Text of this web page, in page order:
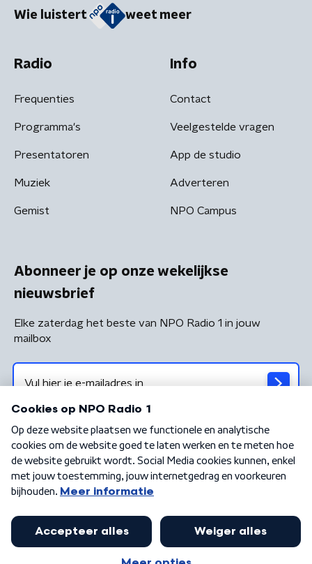
Wie luistert weet meer
Radio
Frequenties
Programma's
Presentatoren
Muziek
Gemist
Info
Contact
Veelgestelde vragen
App de studio
Adverteren
NPO Campus
Abonneer je op onze wekelijkse
nieuwsbrief
Elke zaterdag het beste van NPO Radio 1 in jouw
mailbox
Algemene voorwaarden